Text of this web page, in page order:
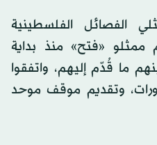
الفصائل الفلسطينية
ممثلو «فتح» منذ بداية
ما قُدّم إليهم، واتفقوا
وتقديم موقف موحد